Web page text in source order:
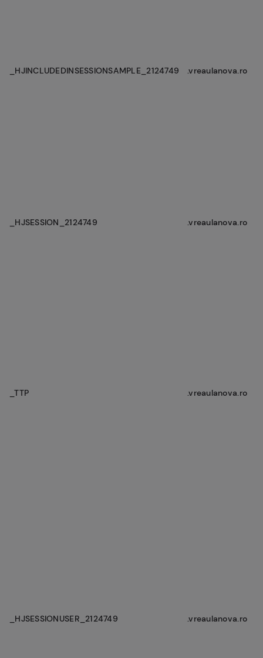
_HJINCLUDEDINSESSIONSAMPLE_2124749 .vreaulanova.ro
_HJSESSION_2124749 .vreaulanova.ro
_TTP .vreaulanova.ro
_HJSESSIONUSER_2124749 .vreaulanova.ro